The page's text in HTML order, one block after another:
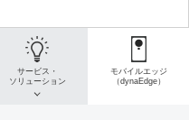
サービス・
ソリューション
モバイルエッジ
（dynaEdge）